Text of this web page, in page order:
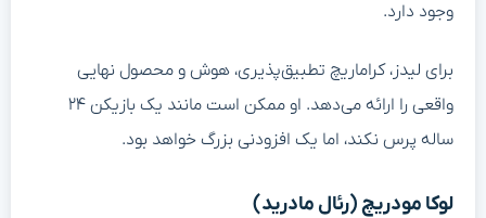
وجود دارد.
برای لیدز، کراماریچ تطبیق‌پذیری، هوش و محصول نهایی
واقعی را ارائه می‌دهد. او ممکن است مانند یک بازیکن ۲۴
ساله پرس نکند، اما یک افزودنی بزرگ خواهد بود.
لوکا مودریچ (رئال مادرید)